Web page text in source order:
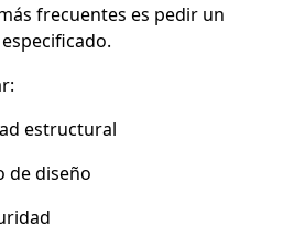
frecuentes es pedir un
estructural
diseño